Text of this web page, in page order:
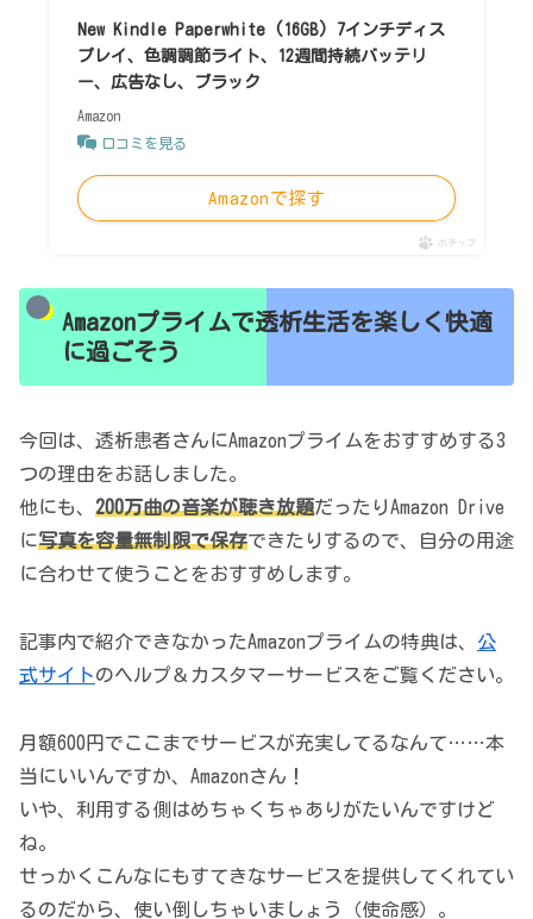
New Kindle Paperwhite (16GB) 7インチディス
プレイ、色調調節ライト、12週間持続バッテリ
ー、広告なし、ブラック
Amazon
口コミを見る
Amazonで探す
ポチップ
Amazonプライムで透析生活を楽しく快適
に過ごそう
今回は、透析患者さんにAmazonプライムをおすすめする3
つの理由をお話しました。
他にも、 200万曲の音楽が聴き放題だったりAmazon Drive
に写真を容量無制限で保存できたりするので、自分の用途
に合わせて使うことをおすすめします。
記事内で紹介できなかったAmazonプライムの特典は、 公
式サイトのヘルプ＆カスタマーサービスをご覧ください。
月額600円でここまでサービスが充実してるなんて……本
当にいいんですか、Amazonさん！
いや、利用する側はめちゃくちゃありがたいんですけど
ね。
せっかくこんなにもすてきなサービスを提供してくれてい
るのだから、使い倒しちゃいましょう（使命感）。